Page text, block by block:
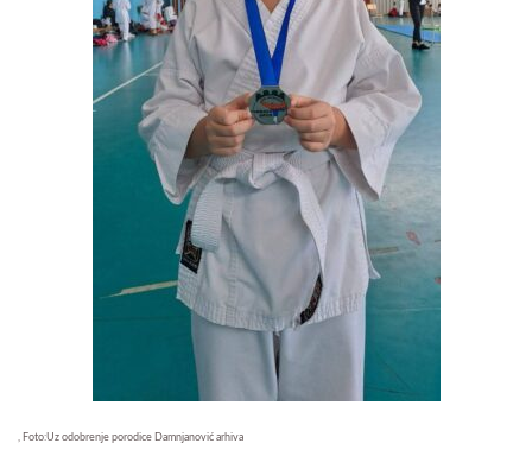
, Foto:Uz odobrenje porodice Damnjanović arhiva